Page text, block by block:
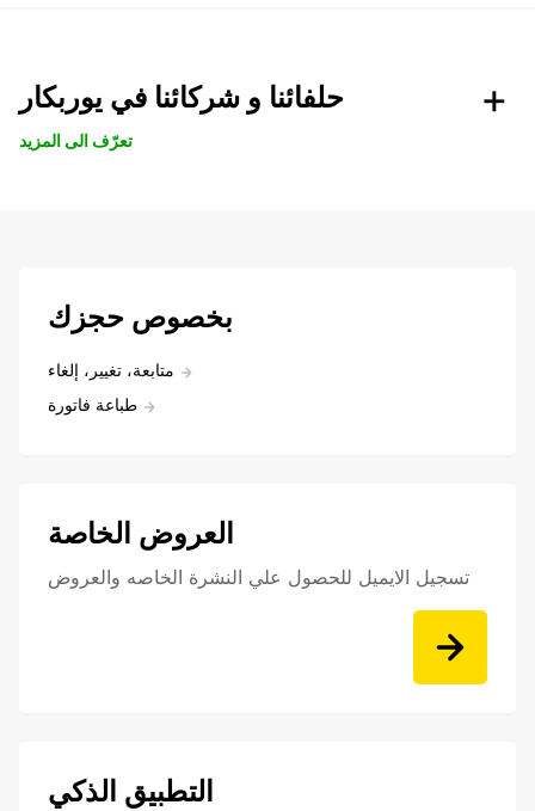
حلفائنا و شركائنا في يوربكار
تعرّف الى المزيد
بخصوص حجزك
متابعة، تغيير، إلغاء
طباعة فاتورة
العروض الخاصة
تسجيل الايميل للحصول علي النشرة الخاصه والعروض
التطبيق الذكي